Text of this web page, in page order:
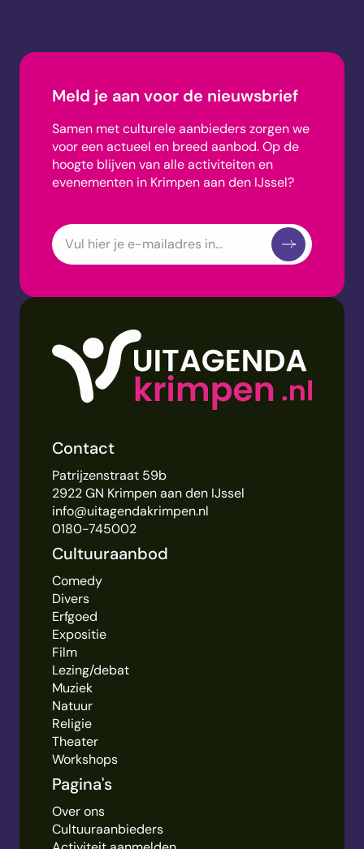
Contact
Patrijzenstraat 59b
2922 GN Krimpen aan den IJssel
info@uitagendakrimpen.nl
0180-745002
Cultuuraanbod
Comedy
Divers
Erfgoed
Expositie
Film
Lezing/debat
Muziek
Natuur
Religie
Theater
Workshops
Pagina's
Over ons
Cultuuraanbieders
Meld je aan voor de nieuwsbrief
Samen met culturele aanbieders zorgen we
voor een actueel en breed aanbod.Op de
hoogte blijven van alle activiteiten en
evenementen in Krimpen aan den IJssel?